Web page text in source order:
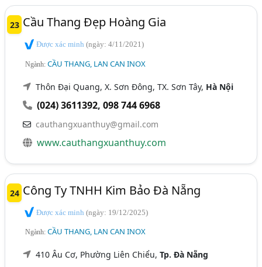
23 Cầu Thang Đẹp Hoàng Gia
Được xác minh(ngày: 4/11/2021)
Ngành:CẦU THANG, LAN CAN INOX
Thôn Đại Quang, X. Sơn Đông, TX. Sơn Tây, Hà Nội
(024) 3611392,098 744 6968
cauthangxuanthuy@gmail.com
www.cauthangxuanthuy.com
24 Công Ty TNHH Kim Bảo Đà Nẵng
Được xác minh(ngày: 19/12/2025)
Ngành:CẦU THANG, LAN CAN INOX
410 Âu Cơ, Phường Liên Chiểu,Tp. Đà Nẵng